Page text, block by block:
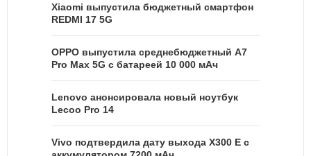
Xiaomi выпустила бюджетный смартфон
REDMI 17 5G
OPPO выпустила среднебюджетный A7
Pro Max 5G с батареей 10 000 мАч
Lenovo анонсировала новый ноутбук
Lecoo Pro 14
Vivo подтвердила дату выхода X300 E с